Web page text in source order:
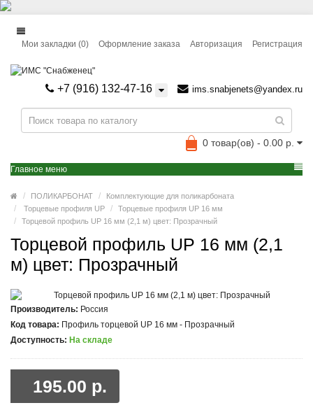
Авторизация Регистрация
Мои закладки (0) Оформление заказа
+7 (916) 132-47-16 ims.snabjenets@yandex.ru
0 товар(ов) - 0.00 р.
Главное меню
ПОЛИКАРБОНАТ
Комплектующие для поликарбоната
Торцевые профиля UP
Торцевые профиля UP 16 мм
Торцевой профиль UP 16 мм (2,1 м) цвет: Прозрачный
Торцевой профиль UP 16 мм (2,1
м) цвет: Прозрачный
Производитель: Россия
Код товара: Профиль торцевой UP 16 мм - Прозрачный
Доступность: На складе
195.00 р.